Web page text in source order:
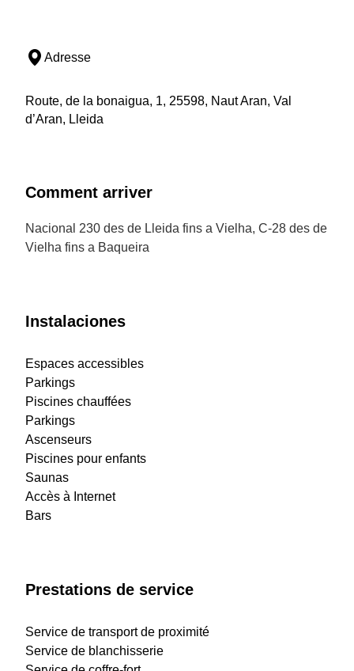
Adresse
Route, de la bonaigua, 1, 25598, Naut Aran, Val
d’Aran, Lleida
Comment arriver
Nacional 230 des de Lleida fins a Vielha, C-28 des de
Vielha fins a Baqueira
Instalaciones
Espaces accessibles
Parkings
Piscines chauffées
Parkings
Ascenseurs
Piscines pour enfants
Saunas
Accès à Internet
Bars
Prestations de service
Service de transport de proximité
Service de blanchisserie